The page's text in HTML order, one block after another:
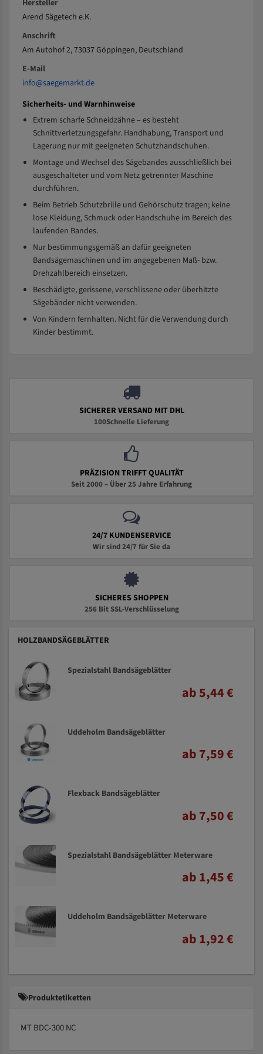
Hersteller
Arend Sägetech e.K.
Anschrift
Am Autohof 2, 73037 Göppingen, Deutschland
E-Mail
info@saegemarkt.de
Sicherheits- und Warnhinweise
Extrem scharfe Schneidzähne – es besteht
Schnittverletzungsgefahr. Handhabung, Transport und
Lagerung nur mit geeigneten Schutzhandschuhen.
Montage und Wechsel des Sägebandes ausschließlich bei
ausgeschalteter und vom Netz getrennter Maschine
durchführen.
Beim Betrieb Schutzbrille und Gehörschutz tragen; keine
lose Kleidung, Schmuck oder Handschuhe im Bereich des
laufenden Bandes.
Nur bestimmungsgemäß an dafür geeigneten
Bandsägemaschinen und im angegebenen Maß- bzw.
Drehzahlbereich einsetzen.
Beschädigte, gerissene, verschlissene oder überhitzte
Sägebänder nicht verwenden.
Von Kindern fernhalten. Nicht für die Verwendung durch
Kinder bestimmt.
SICHERER VERSAND MIT DHL
100Schnelle Lieferung
PRÄZISION TRIFFT QUALITÄT
Seit 2000 – Über 25 Jahre Erfahrung
24/7 KUNDENSERVICE
Wir sind 24/7 für Sie da
SICHERES SHOPPEN
256 Bit SSL-Verschlüsselung
HOLZBANDSÄGEBLÄTTER
Spezialstahl Bandsägeblätter
ab 5,44 €
Uddeholm Bandsägeblätter
ab 7,59 €
Flexback Bandsägeblätter
ab 7,50 €
Spezialstahl Bandsägeblätter Meterware
ab 1,45 €
Uddeholm Bandsägeblätter Meterware
ab 1,92 €
Produktetiketten
MT BDC-300 NC